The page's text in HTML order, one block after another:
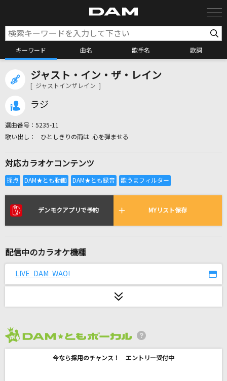
キーワード 曲名 歌手名 歌詞
カラオケ検索
全国りれき
リアルタイムで歌われている曲の一覧
曖歌
Lemon
ジャスト・イン・ザ・レイン
[ ジャストインザレイン ]
ラジ
選曲番号： 5235-11
ひとしきりの雨は 心を弾ませる
対応カラオケコンテンツ
デンモクアプリで予約 MYリスト保存
配信中のカラオケ機種
LIVE DAM WAO!
今なら採用のチャンス！ エントリー受付中